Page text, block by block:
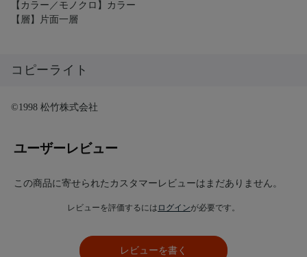
【カラー／モノクロ】カラー
【層】片面一層
コピーライト
©1998 松竹株式会社
ユーザーレビュー
この商品に寄せられたカスタマーレビューはまだありません。
レビューを評価するには ログインが必要です。
レビューを書く